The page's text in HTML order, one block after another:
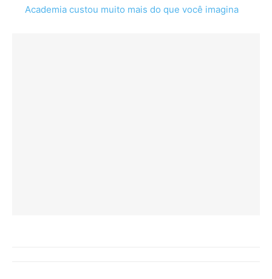
Academia custou muito mais do que você imagina